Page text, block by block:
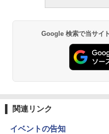
Google 検索で当サイ
関連リンク
イベントの告知